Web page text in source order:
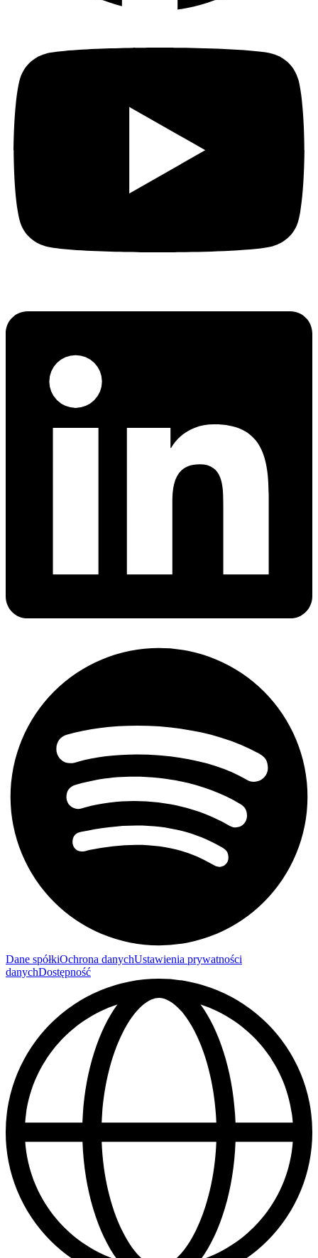
Dane spółkiOchrona danychUstawienia prywatności
danychDostępność